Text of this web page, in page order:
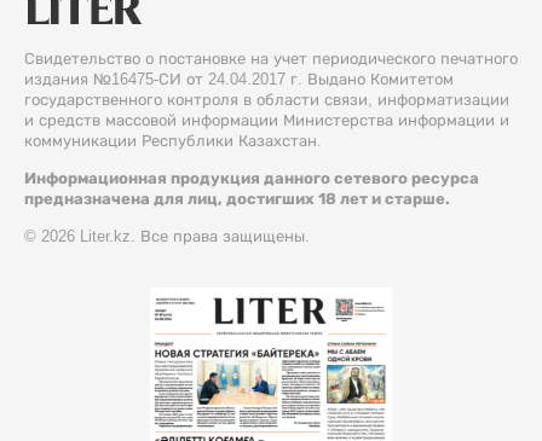
Свидетельство о постановке на учет периодического печатного
издания №16475-СИ от 24.04.2017 г. Выдано Комитетом
государственного контроля в области связи, информатизации
и средств массовой информации Министерства информации и
коммуникации Республики Казахстан.
Информационная продукция данного сетевого ресурса
предназначена для лиц, достигших 18 лет и старше.
© 2026 Liter.kz. Все права защищены.